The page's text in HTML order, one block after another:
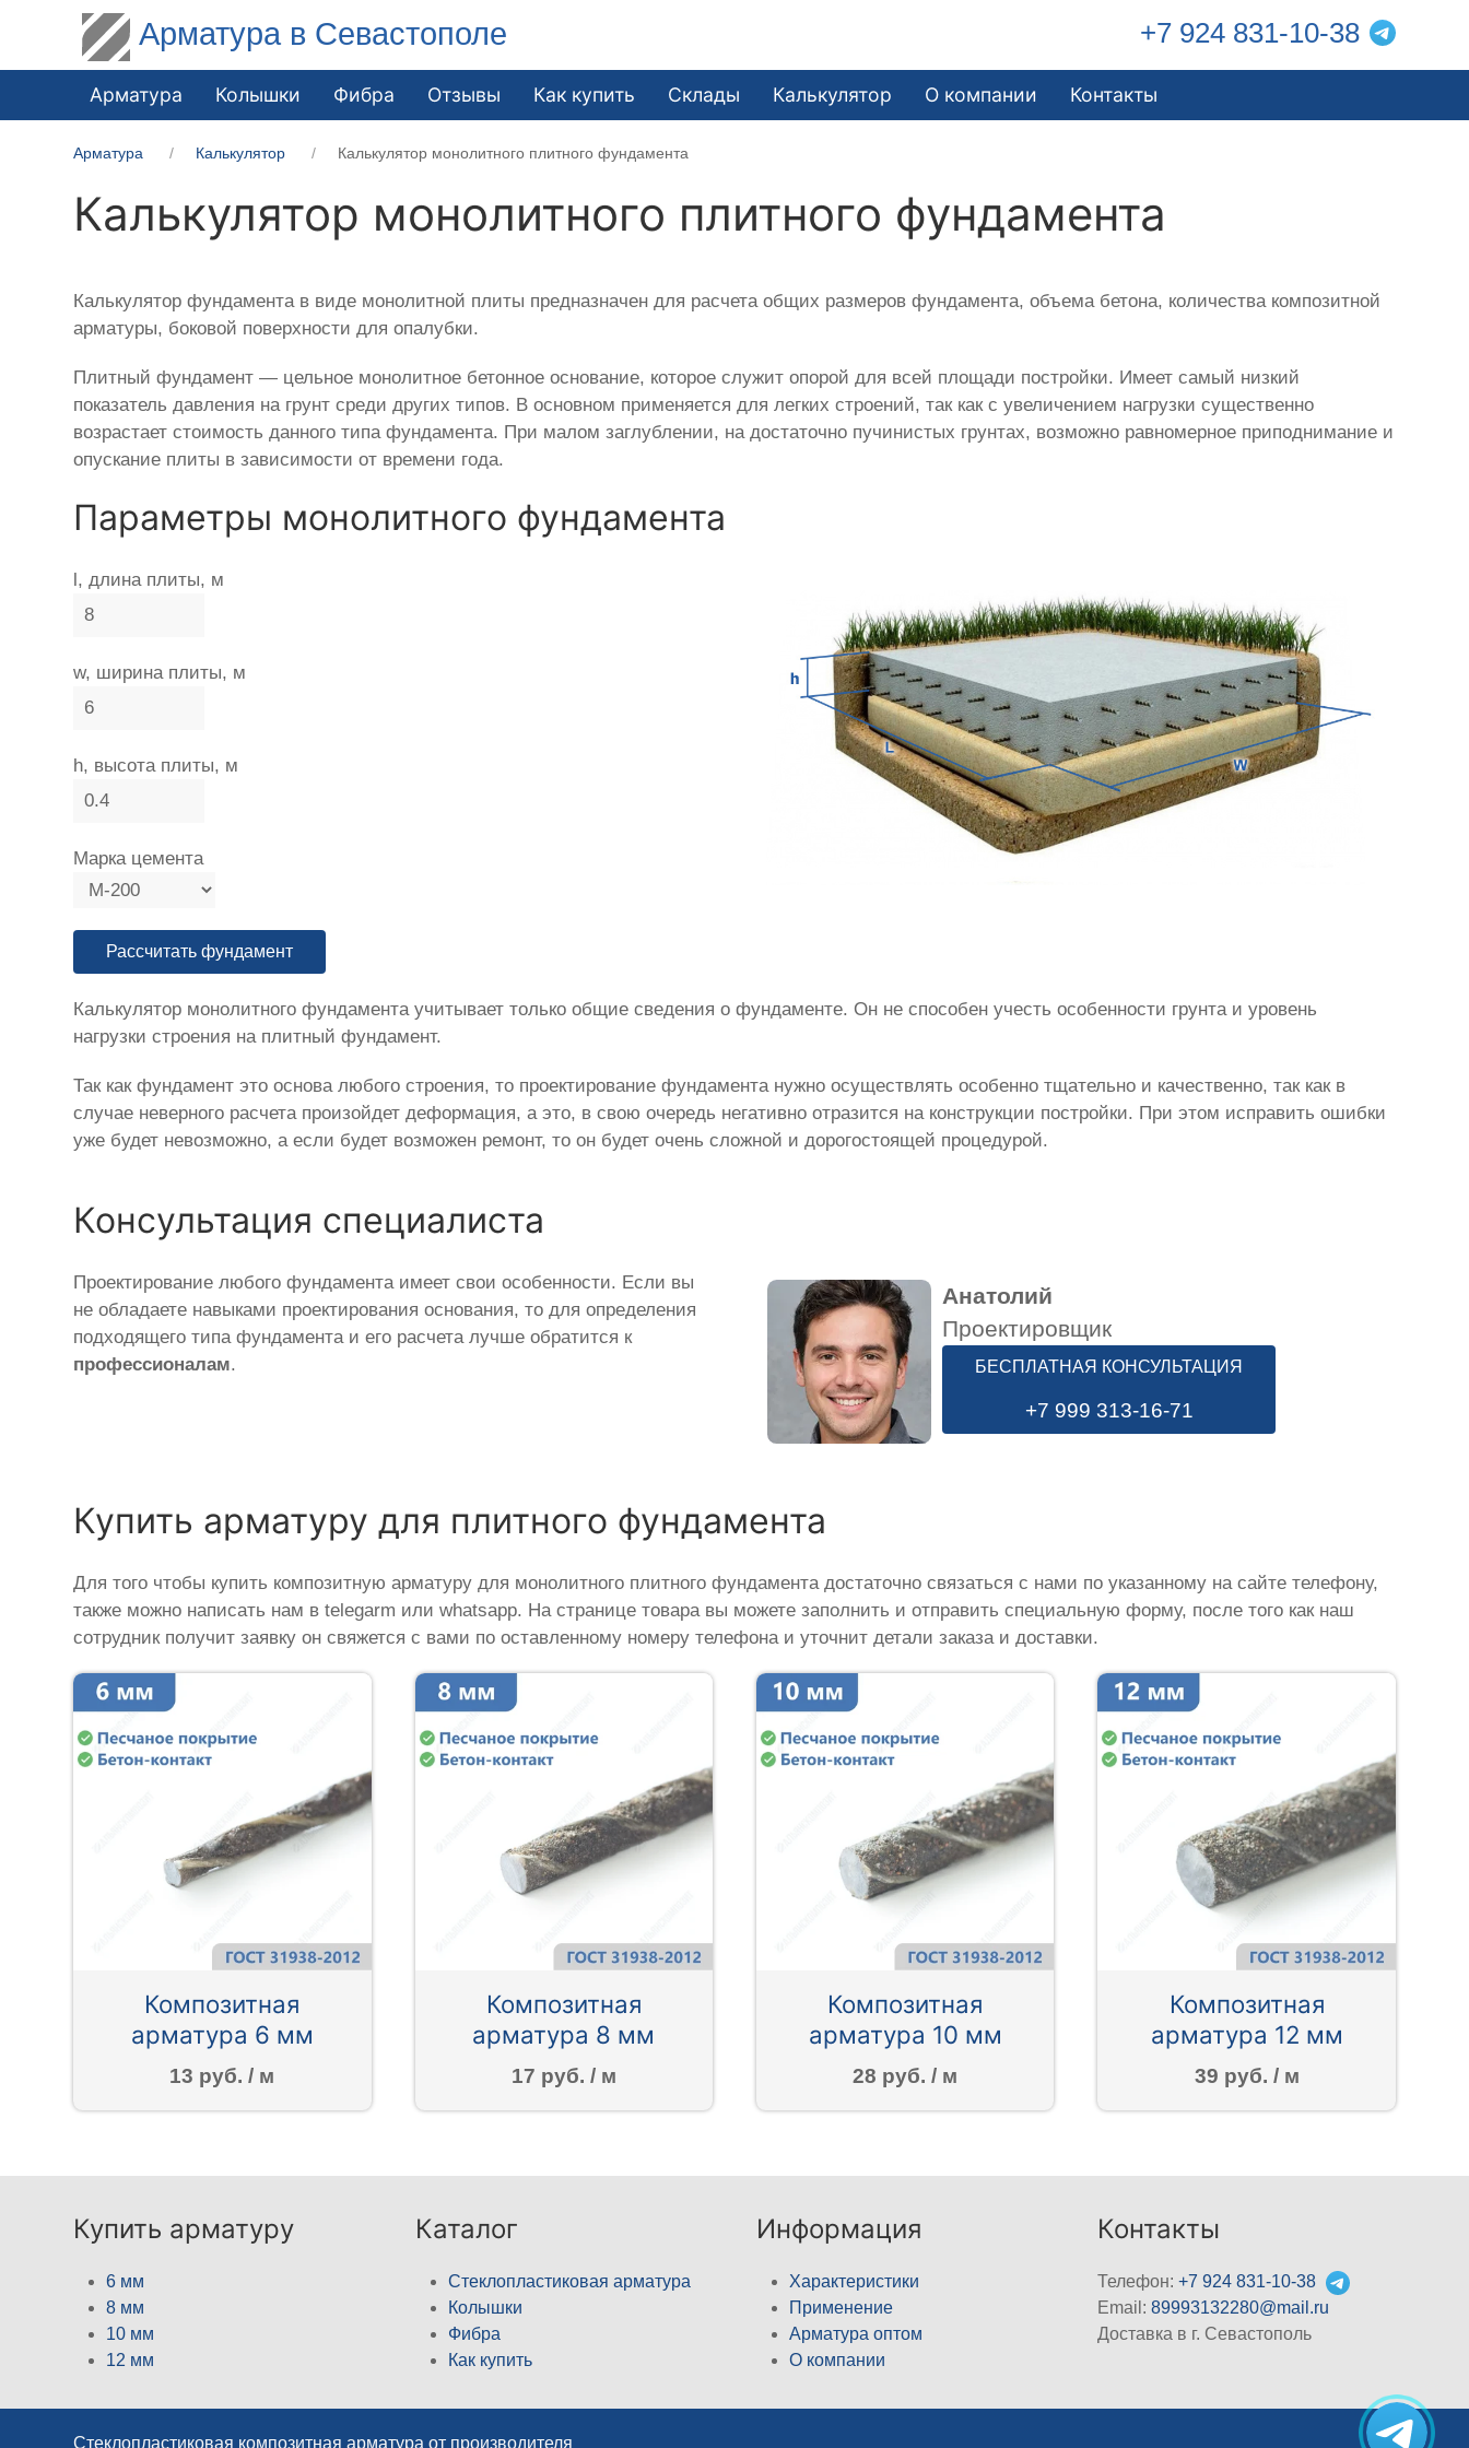
Арматура в Севастополе +7 924 831-10-38
Арматура Колышки Фибра Отзывы Как купить Склады Калькулятор О компании Контакты
Арматура Калькулятор Калькулятор монолитного плитного фундамента
Калькулятор монолитного плитного фундамента
Калькулятор фундамента в виде монолитной плиты предназначен для расчета общих размеров фундамента, объема бетона, количества композитной
арматуры, боковой поверхности для опалубки.
Плитный фундамент — цельное монолитное бетонное основание, которое служит опорой для всей площади постройки. Имеет самый низкий
показатель давления на грунт среди других типов. В основном применяется для легких строений, так как с увеличением нагрузки существенно
возрастает стоимость данного типа фундамента. При малом заглублении, на достаточно пучинистых грунтах, возможно равномерное приподнимание и
опускание плиты в зависимости от времени года.
Параметры монолитного фундамента
l, длина плиты, м
w, ширина плиты, м
h, высота плиты, м
Марка цемента
Калькулятор монолитного фундамента учитывает только общие сведения о фундаменте. Он не способен учесть особенности грунта и уровень
нагрузки строения на плитный фундамент.
Так как фундамент это основа любого строения, то проектирование фундамента нужно осуществлять особенно тщательно и качественно, так как в
случае неверного расчета произойдет деформация, а это, в свою очередь негативно отразится на конструкции постройки. При этом исправить ошибки
уже будет невозможно, а если будет возможен ремонт, то он будет очень сложной и дорогостоящей процедурой.
Консультация специалиста
Проектирование любого фундамента имеет свои особенности. Если вы
не обладаете навыками проектирования основания, то для определения
подходящего типа фундамента и его расчета лучше обратится к
профессионалам.
Анатолий
Проектировщик
БЕСПЛАТНАЯ КОНСУЛЬТАЦИЯ
+7 999 313-16-71
Купить арматуру для плитного фундамента
Для того чтобы купить композитную арматуру для монолитного плитного фундамента достаточно связаться с нами по указанному на сайте телефону,
также можно написать нам в telegarm или whatsapp. На странице товара вы можете заполнить и отправить специальную форму, после того как наш
сотрудник получит заявку он свяжется с вами по оставленному номеру телефона и уточнит детали заказа и доставки.
Композитная
арматура 6 мм
13 руб. / м
Композитная
арматура 8 мм
17 руб. / м
Композитная
арматура 10 мм
28 руб. / м
Композитная
арматура 12 мм
39 руб. / м
Купить арматуру
6 мм
8 мм
10 мм
12 мм
Каталог
Стеклопластиковая арматура
Колышки
Фибра
Как купить
Информация
Характеристики
Применение
Арматура оптом
О компании
Контакты
Телефон:+7 924 831-10-38
Email:89993132280@mail.ru
Доставка в г. Севастополь
Стеклопластиковая композитная арматура от производителя